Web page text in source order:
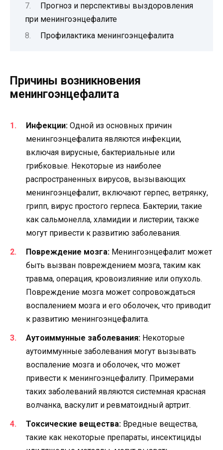
Прогноз и перспективы выздоровления
при менингоэнцефалите
Профилактика менингоэнцефалита
Причины возникновения
менингоэнцефалита
Инфекции: Одной из основных причин
менингоэнцефалита являются инфекции,
включая вирусные, бактериальные или
грибковые. Некоторые из наиболее
распространенных вирусов, вызывающих
менингоэнцефалит, включают герпес, ветрянку,
грипп, вирус простого герпеса. Бактерии, такие
как сальмонелла, хламидии и листерии, также
могут привести к развитию заболевания.
Повреждение мозга: Менингоэнцефалит может
быть вызван повреждением мозга, таким как
травма, операция, кровоизлияние или опухоль.
Повреждение мозга может сопровождаться
воспалением мозга и его оболочек, что приводит
к развитию менингоэнцефалита.
Аутоиммунные заболевания: Некоторые
аутоиммунные заболевания могут вызывать
воспаление мозга и оболочек, что может
привести к менингоэнцефалиту. Примерами
таких заболеваний являются системная красная
волчанка, васкулит и ревматоидный артрит.
Токсические вещества: Вредные вещества,
такие как некоторые препараты, инсектициды